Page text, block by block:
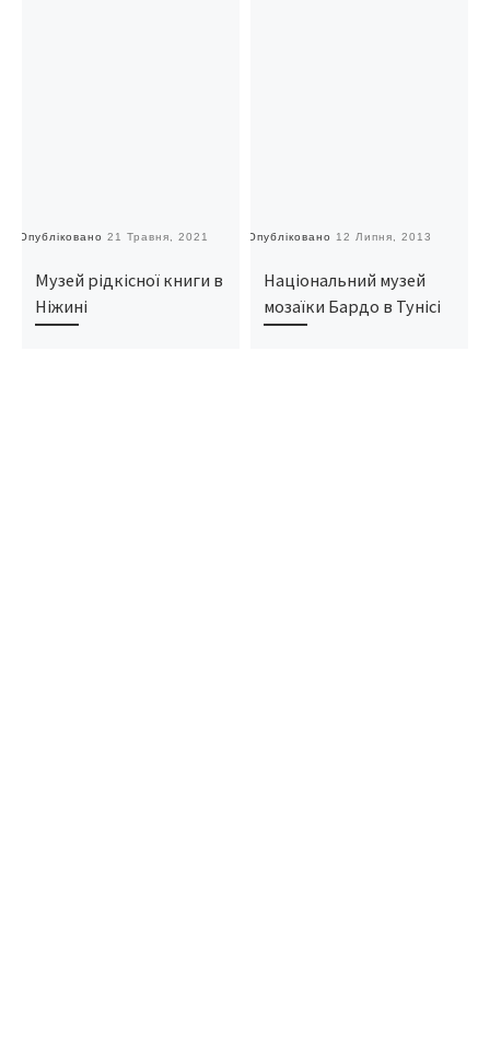
Опубліковано 21 Травня, 2021
Музей рідкісної книги в
Ніжині
Опубліковано 12 Липня, 2013
Національний музей
мозаїки Бардо в Тунісі